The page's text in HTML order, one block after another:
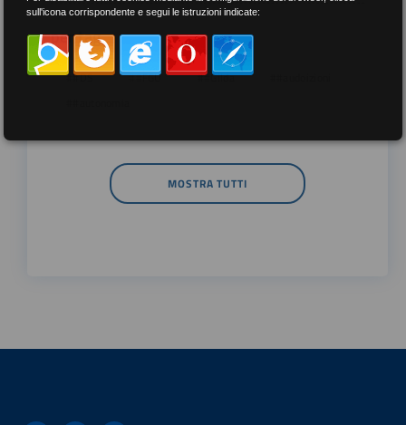
per tag
##DS ##FGU ##Gilda
MOSTRA TUTTI
sull'icona corrispondente e segui le istruzioni indicate: